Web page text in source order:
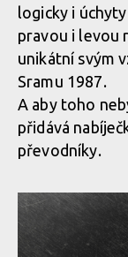
SRAM
Transmission
logicky i
pravou i levou
unikátní svým
Sramu 1987.
A aby toho
přidává
převodníky.